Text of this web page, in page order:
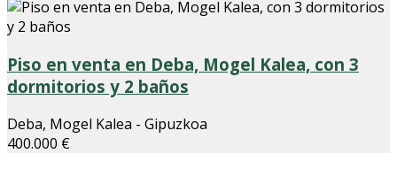
Piso en venta en Deba, Mogel Kalea, con 3
dormitorios y 2 baños
Deba, Mogel Kalea - Gipuzkoa
400.000 €